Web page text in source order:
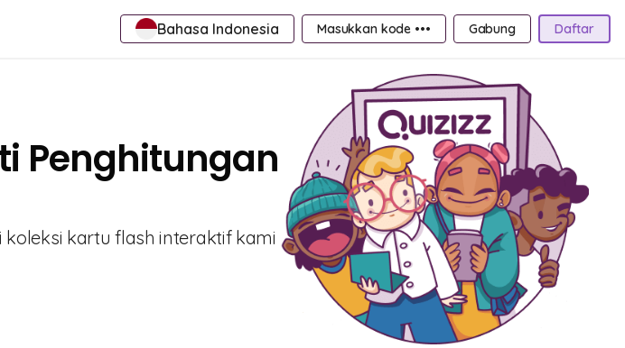
Bahasa Indonesia Masukkan kode ••• Gabung Daftar
Penghitungan
koleksi kartu flash interaktif kami